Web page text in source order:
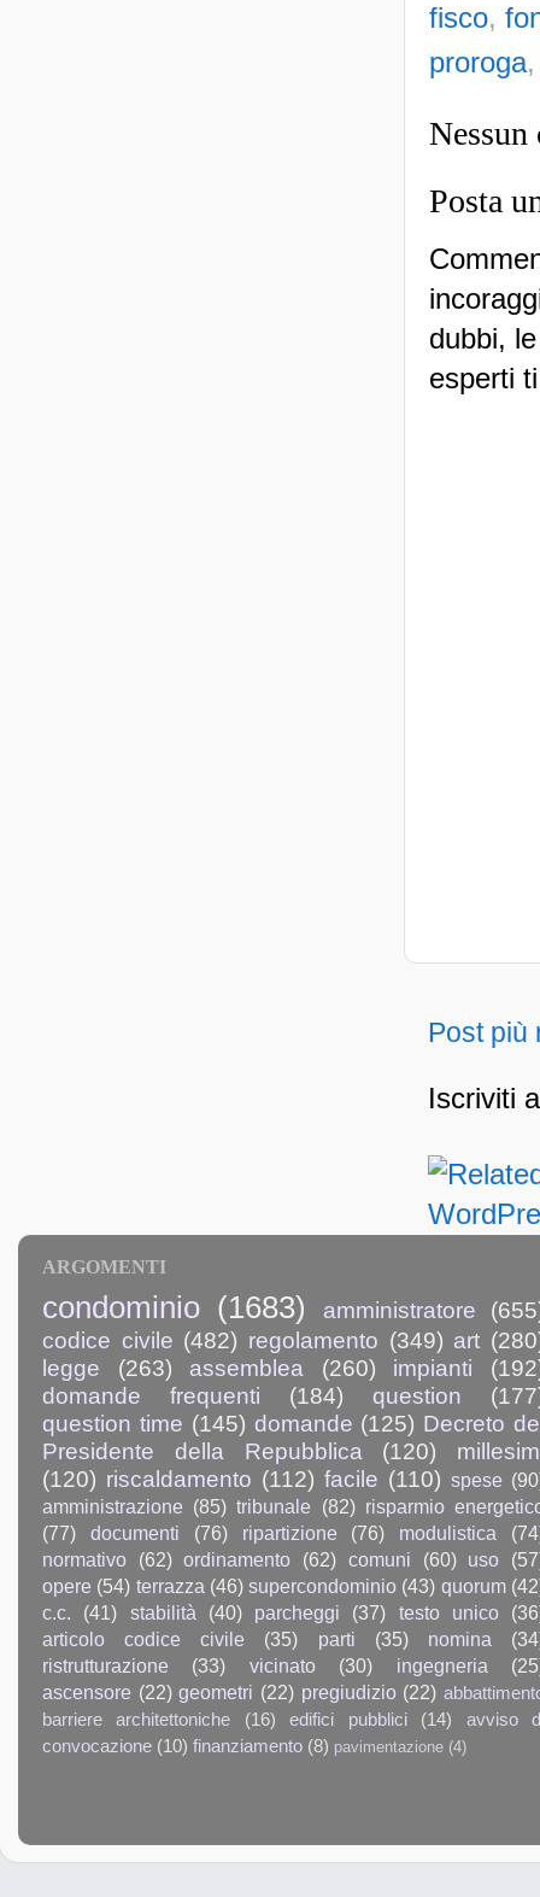
fisco,
proroga
Nessun
Posta
dubbi,
esperti
Post più
Iscriviti
ARGOMENTI
condominio (1683) amministratore
codice civile (482) regolamento (349) art
legge
(263) assemblea (260) impianti
domande frequenti
(184) question
question time (145) domande (125) Decreto
Presidente della Repubblica
(120)
(120) riscaldamento (112) facile (110) spese
amministrazione (85) tribunale (82) risparmio
(77)
documenti (76) ripartizione (76) modulistica
normativo
(62) ordinamento (62) comuni (60) uso
opere (54) terrazza (46) supercondominio (43) quorum
c.c.
(41) stabilità (40) parcheggi (37) testo unico
articolo codice civile
(35) parti (35) nomina
ristrutturazione
(33) vicinato (30) ingegneria
ascensore (22) geometri (22) pregiudizio (22)
barriere architettoniche
(16) edifici pubblici (14)
avviso
convocazione (10) finanziamento (8) pavimentazione (4)